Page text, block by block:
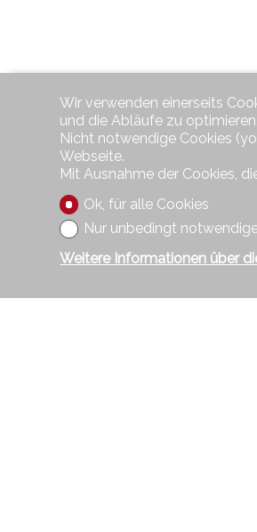
Wir verwenden einerseits
und die Abläufe zu optimieren.
Nicht notwendige Cookies
Webseite.
Mit Ausnahme der Cookies,
Ok, für alle Cookies
Nur unbedingt
Weitere Informationen über